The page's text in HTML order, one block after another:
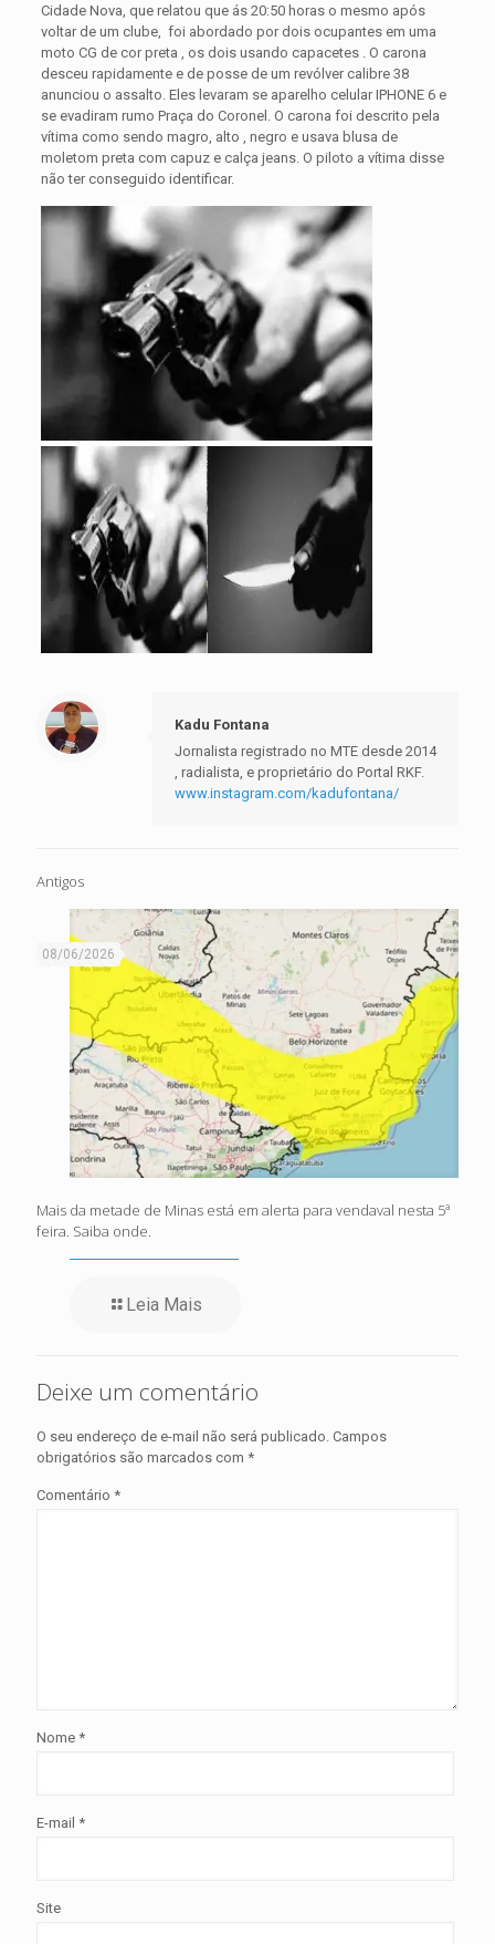
Cidade Nova, que relatou que ás 20:50 horas o mesmo após
voltar de um clube, foi abordado por dois ocupantes em uma
moto CG de cor preta , os dois usando capacetes . O carona
desceu rapidamente e de posse de um revólver calibre 38
anunciou o assalto. Eles levaram se aparelho celular IPHONE 6 e
se evadiram rumo Praça do Coronel. O carona foi descrito pela
vítima como sendo magro, alto , negro e usava blusa de
moletom preta com capuz e calça jeans. O piloto a vítima disse
não ter conseguido identificar.
Kadu Fontana
Jornalista registrado no MTE desde 2014
, radialista, e proprietário do Portal RKF.
www.instagram.com/kadufontana/
Antigos
08/06/2026
Mais da metade de Minas está em alerta para vendaval nesta 5ª
feira. Saiba onde.
Leia Mais
Deixe um comentário
O seu endereço de e-mail não será publicado. Campos
obrigatórios são marcados com *
Comentário *
Nome *
E-mail *
Site